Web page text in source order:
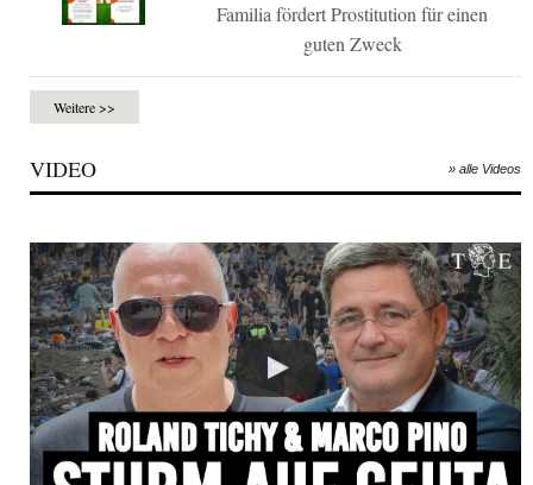
Familia fördert Prostitution für einen
guten Zweck
Weitere >>
VIDEO » alle Videos